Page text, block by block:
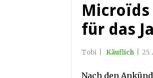
für das
Tobi Käuflich 25.
Nach den